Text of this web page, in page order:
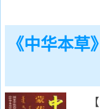
《中华本